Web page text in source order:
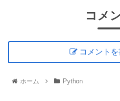
コメ
コメント
ホーム Python